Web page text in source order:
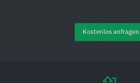
Kostenlos anfragen